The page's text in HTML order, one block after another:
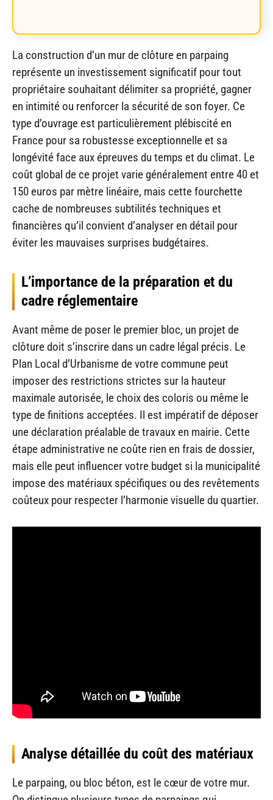
La construction d’un mur de clôture en parpaing
représente un investissement significatif pour tout
propriétaire souhaitant délimiter sa propriété, gagner
en intimité ou renforcer la sécurité de son foyer. Ce
type d’ouvrage est particulièrement plébiscité en
France pour sa robustesse exceptionnelle et sa
longévité face aux épreuves du temps et du climat. Le
coût global de ce projet varie généralement entre 40 et
150 euros par mètre linéaire, mais cette fourchette
cache de nombreuses subtilités techniques et
financières qu’il convient d’analyser en détail pour
éviter les mauvaises surprises budgétaires.
L’importance de la préparation et du
cadre réglementaire
Avant même de poser le premier bloc, un projet de
clôture doit s’inscrire dans un cadre légal précis. Le
Plan Local d’Urbanisme de votre commune peut
imposer des restrictions strictes sur la hauteur
maximale autorisée, le choix des coloris ou même le
type de finitions acceptées. Il est impératif de déposer
une déclaration préalable de travaux en mairie. Cette
étape administrative ne coûte rien en frais de dossier,
mais elle peut influencer votre budget si la municipalité
impose des matériaux spécifiques ou des revêtements
coûteux pour respecter l’harmonie visuelle du quartier.
Analyse détaillée du coût des matériaux
Le parpaing, ou bloc béton, est le cœur de votre mur.